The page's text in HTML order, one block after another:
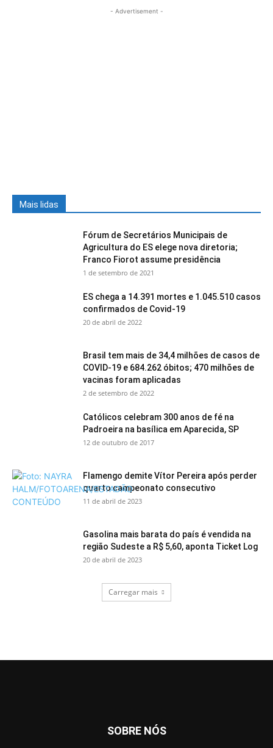
- Advertisement -
Mais lidas
Fórum de Secretários Municipais de
Agricultura do ES elege nova diretoria;
Franco Fiorot assume presidência
1 de setembro de 2021
ES chega a 14.391 mortes e 1.045.510 casos
confirmados de Covid-19
20 de abril de 2022
Brasil tem mais de 34,4 milhões de casos de
COVID-19 e 684.262 óbitos; 470 milhões de
vacinas foram aplicadas
2 de setembro de 2022
Católicos celebram 300 anos de fé na
Padroeira na basílica em Aparecida, SP
12 de outubro de 2017
Flamengo demite Vítor Pereira após perder
quarto campeonato consecutivo
11 de abril de 2023
Gasolina mais barata do país é vendida na
região Sudeste a R$ 5,60, aponta Ticket Log
20 de abril de 2023
Carregar mais
SOBRE NÓS